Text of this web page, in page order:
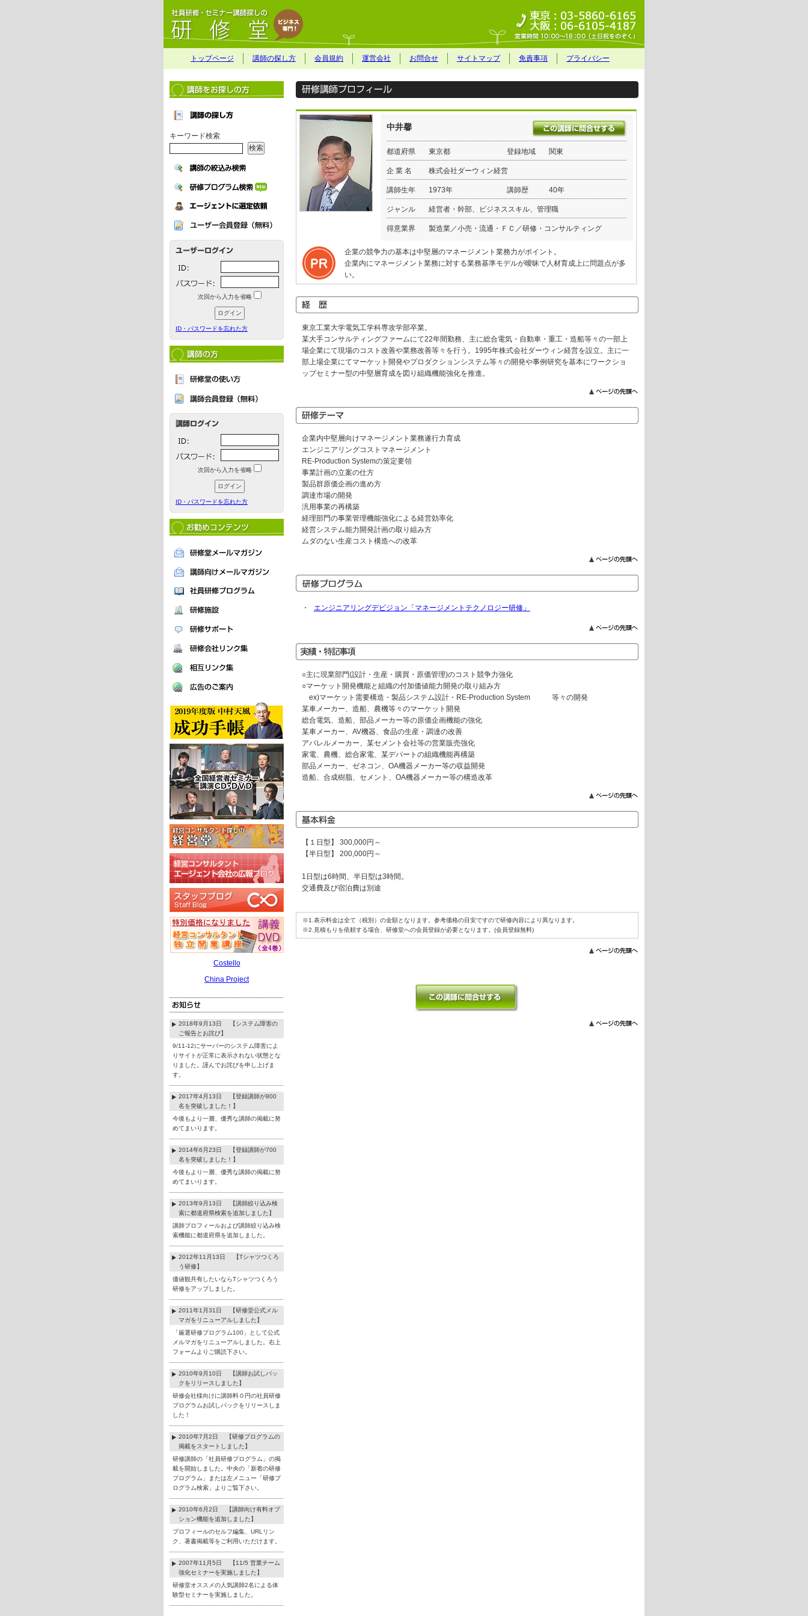
トップページ 講師の探し方 会員規約 運営会社 お問合せ サイトマップ 免責事項 プライバシー
キーワード検索
次回から入力を省略
ID・パスワードを忘れた方
次回から入力を省略
ID・パスワードを忘れた方
Costello
China Project
2018年9月13日 【システム障害の
ご報告とお詫び】
9/11-12にサーバーのシステム障害によ
りサイトが正常に表示されない状態とな
りました。謹んでお詫びを申し上げま
す。
2017年4月13日 【登録講師が800
名を突破しました！】
今後もより一層、優秀な講師の掲載に努
めてまいります。
2014年6月23日 【登録講師が700
名を突破しました！】
今後もより一層、優秀な講師の掲載に努
めてまいります。
2013年9月13日 【講師絞り込み検
索に都道府県検索を追加しました】
講師プロフィールおよび講師絞り込み検
索機能に都道府県を追加しました。
2012年11月13日 【Tシャツつくろ
う研修】
価値観共有したいならTシャツつくろう
研修をアップしました。
2011年1月31日 【研修堂公式メル
マガをリニューアルしました】
「厳選研修プログラム100」として公式
メルマガをリニューアルしました。右上
フォームよりご購読下さい。
2010年9月10日 【講師お試しパッ
クをリリースしました】
研修会社様向けに講師料０円の社員研修
プログラムお試しパックをリリースしま
した！
2010年7月2日 【研修プログラムの
掲載をスタートしました】
研修講師の「社員研修プログラム」の掲
載を開始しました。中央の「新着の研修
プログラム」または左メニュー「研修プ
ログラム検索」よりご覧下さい。
2010年6月2日 【講師向け有料オプ
ション機能を追加しました】
プロフィールのセルフ編集、URLリン
ク、著書掲載等をご利用いただけます。
2007年11月5日 【11/5 営業チーム
強化セミナーを実施しました】
研修堂オススメの人気講師2名による体
験型セミナーを実施しました。
中井馨
都道府県 東京都 登録地域 関東
企 業 名 株式会社ダーウィン経営
講師生年 1973年 講師歴 40年
ジャンル 経営者・幹部、ビジネススキル、管理職
得意業界 製造業／小売・流通・ＦＣ／研修・コンサルティング
企業の競争力の基本は中堅層のマネージメント業務力がポイント。
企業内にマネージメント業務に対する業務基準モデルが曖昧で人材育成上に問題点が多
い。
東京工業大学電気工学科専攻学部卒業。
某大手コンサルティングファームにて22年間勤務、主に総合電気・自動車・重工・造船等々の一部上
場企業にて現場のコスト改善や業務改善等々を行う。1995年株式会社ダーウィン経営を設立。主に一
部上場企業にてマーケット開発やプロダクションシステム等々の開発や事例研究を基本にワークショ
ップセミナー型の中堅層育成を図り組織機能強化を推進。
企業内中堅層向けマネージメント業務遂行力育成
エンジニアリングコストマネージメント
RE-Production Systemの策定要領
事業計画の立案の仕方
製品群原価企画の進め方
調達市場の開発
汎用事業の再構築
経理部門の事業管理機能強化による経営効率化
経営システム能力開発計画の取り組み方
ムダのない生産コスト構造への改革
・ エンジニアリングデビジョン「マネージメントテクノロジー研修」
○主に現業部門(設計・生産・購買・原価管理)のコスト競争力強化
○マーケット開発機能と組織の付加価値能力開発の取り組み方
ex)マーケット需要構造・製品システム設計・RE-Production System 等々の開発
某車メーカー、造船、農機等々のマーケット開発
総合電気、造船、部品メーカー等の原価企画機能の強化
某車メーカー、AV機器、食品の生産・調達の改善
アパレルメーカー、某セメント会社等の営業販売強化
家電、農機、総合家電、某デパートの組織機能再構築
部品メーカー、ゼネコン、OA機器メーカー等の収益開発
造船、合成樹脂、セメント、OA機器メーカー等の構造改革
【１日型】 300,000円～
【半日型】 200,000円～
1日型は6時間、半日型は3時間。
交通費及び宿泊費は別途
※1.表示料金は全て（税別）の金額となります。参考価格の目安ですので研修内容により異なります。
※2.見積もりを依頼する場合、研修堂への会員登録が必要となります。(会員登録無料)